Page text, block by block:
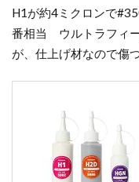
7
現
確
H1が約4ミクロンで
番相当 ウルトラフィ
が、仕上げ材なので傷